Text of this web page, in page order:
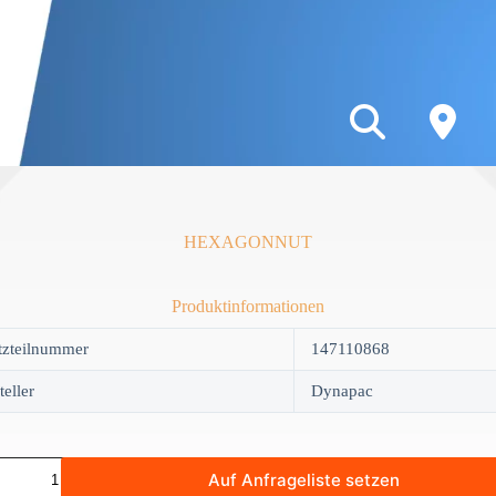
HEXAGONNUT
Produktinformationen
147110868
Dynapac
Auf Anfrageliste setzen